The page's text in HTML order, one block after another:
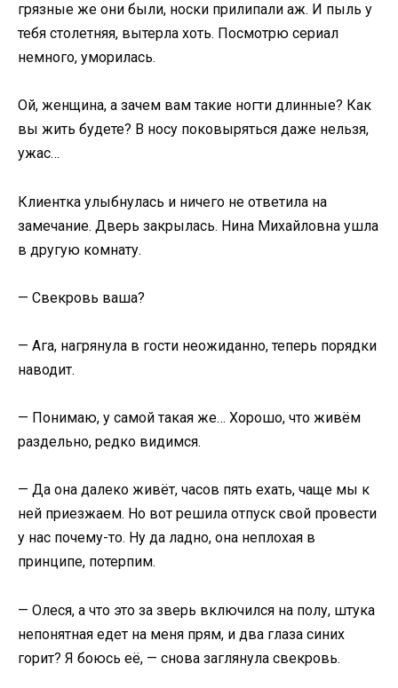
грязные же они были, носки прилипали аж. И пыль у
тебя столетняя, вытерла хоть. Посмотрю сериал
немного, уморилась.
Ой, женщина, а зачем вам такие ногти длинные? Как
вы жить будете? В носу поковыряться даже нельзя,
ужас…
Клиентка улыбнулась и ничего не ответила на
замечание. Дверь закрылась. Нина Михайловна ушла
в другую комнату.
— Свекровь ваша?
— Ага, нагрянула в гости неожиданно, теперь порядки
наводит.
— Понимаю, у самой такая же… Хорошо, что живём
раздельно, редко видимся.
— Да она далеко живёт, часов пять ехать, чаще мы к
ней приезжаем. Но вот решила отпуск свой провести
у нас почему-то. Ну да ладно, она неплохая в
принципе, потерпим.
— Олеся, а что это за зверь включился на полу, штука
непонятная едет на меня прям, и два глаза синих
горит? Я боюсь её, — снова заглянула свекровь.